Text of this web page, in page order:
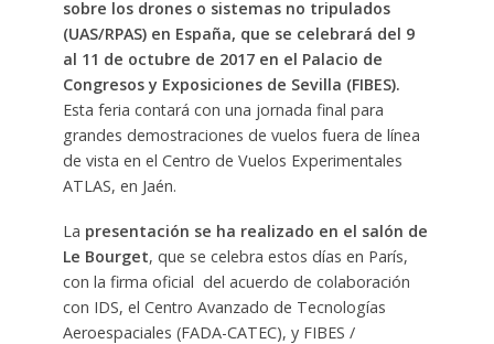
sobre los drones o sistemas no tripulados
(UAS/RPAS) en España, que se celebrará del 9
al 11 de octubre de 2017 en el Palacio de
Congresos y Exposiciones de Sevilla (FIBES).
Esta feria contará con una jornada final para
grandes demostraciones de vuelos fuera de línea
de vista en el Centro de Vuelos Experimentales
ATLAS, en Jaén.
La presentación se ha realizado en el salón de
Le Bourget, que se celebra estos días en París,
con la firma oficial del acuerdo de colaboración
con IDS, el Centro Avanzado de Tecnologías
Aeroespaciales (FADA-CATEC), y FIBES /